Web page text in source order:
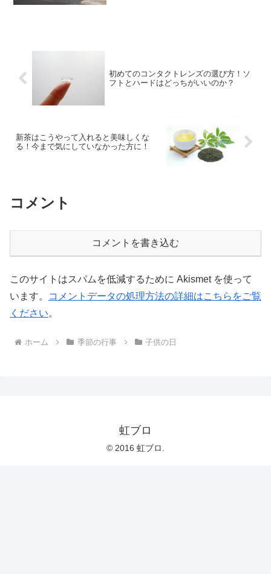
初めてのコンタクトレンズの選び方！ソ
フトとハードはどっちがいいのか？
新茶はこうやって入れると美味しくな
る！今まで気にしていなかった方に！
コメント
コメントを書き込む
このサイトはスパムを低減するために Akismet を使って
います。
コメントデータの処理方法の詳細はこちらをご覧
ください。
ホーム 季節の行事 子供の日
虹ブロ
© 2016 虹ブロ.